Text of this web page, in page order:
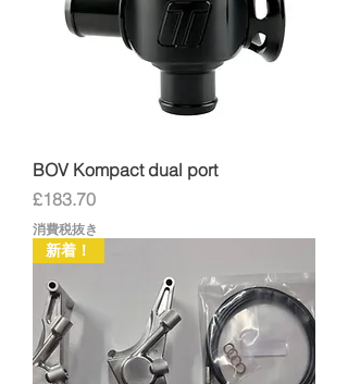
BOV Kompact dual port
価格
£183.70
消費税抜き
新着！